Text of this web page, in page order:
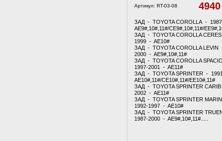
Артикул: RT-03-08
ЗАД - TOYOTA COROLLA -
AE9#,10#,11#/CE9#,10#,11#/
ЗАД - TOYOTA COROLLA
1999 - AE10#
ЗАД - TOYOTA COROLLA LEVIN
2000 - AE9#,10#,11#
ЗАД - TOYOTA COROLLA
1997-2001 - AE11#
ЗАД - TOYOTA SPRINTER -
AE10#,11#/CE10#,11#/EE10#,11#
ЗАД - TOYOTA SPRINTER
2002 - AE11#
ЗАД - TOYOTA SPRINTER
1992-1997 - AE10#
ЗАД - TOYOTA SPRINTER
1987-2000 - AE9#,10#,11#.....